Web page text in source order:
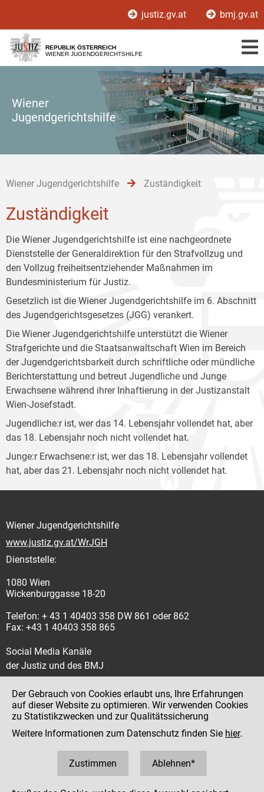
[1]
[2]
[3]
justiz.gv.at bmj.gv.at
REPUBLIK ÖSTERREICH
WIENER JUGENDGERICHTSHILFE
Wiener
Jugendgerichtshilfe
Wiener Jugendgerichtshilfe Zuständigkeit
Zuständigkeit
Die Wiener Jugendgerichtshilfe ist eine nachgeordnete
Dienststelle der Generaldirektion für den Strafvollzug und
den Vollzug freiheitsentziehender Maßnahmen im
Bundesministerium für Justiz.
Gesetzlich ist die Wiener Jugendgerichtshilfe im 6. Abschnitt
des Jugendgerichtsgesetzes (JGG) verankert.
Die Wiener Jugendgerichtshilfe unterstützt die Wiener
Strafgerichte und die Staatsanwaltschaft Wien im Bereich
der Jugendgerichtsbarkeit durch schriftliche oder mündliche
Berichterstattung und betreut Jugendliche und Junge
Erwachsene während ihrer Inhaftierung in der Justizanstalt
Wien-Josefstadt.
Jugendliche:r ist, wer das 14. Lebensjahr vollendet hat, aber
das 18. Lebensjahr noch nicht vollendet hat.
Junge:r Erwachsene:r ist, wer das 18. Lebensjahr vollendet
hat, aber das 21. Lebensjahr noch nicht vollendet hat.
Wiener Jugendgerichtshilfe
www.justiz.gv.at/WrJGH
Dienststelle:
1080 Wien
Wickenburggasse 18-20
Telefon: + 43 1 40403 358 DW 861 oder 862
Fax: +43 1 40403 358 865
Social Media Kanäle
der Justiz und des BMJ
Impressum
Datenschutz
Hinweisgeber:innenplattform (für Mitarbeiter:innen)
Der Gebrauch von Cookies erlaubt uns, Ihre Erfahrungen
auf dieser Website zu optimieren. Wir verwenden Cookies
zu Statistikzwecken und zur Qualitätssicherung
Weitere Informationen zum Datenschutz finden Sie hier.
Zustimmen Ablehnen*